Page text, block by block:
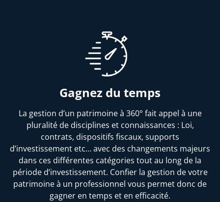
Gagnez du temps
La gestion d’un patrimoine à 360° fait appel à une
pluralité de disciplines et connaissances : Loi,
contrats, dispositifs fiscaux, supports
d’investissement etc… avec des changements majeurs
dans ces différentes catégories tout au long de la
période d’investissement. Confier la gestion de votre
patrimoine à un professionnel vous permet donc de
gagner en temps et en efficacité.